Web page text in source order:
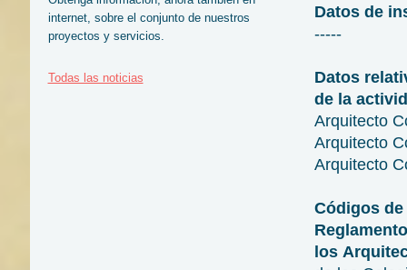
Datos de
-----
Datos
de la
Arquitecto
Arquitecto
Arquitecto
Códigos
los
internet, sobre el conjunto de nuestros
proyectos y servicios.
Todas las noticias